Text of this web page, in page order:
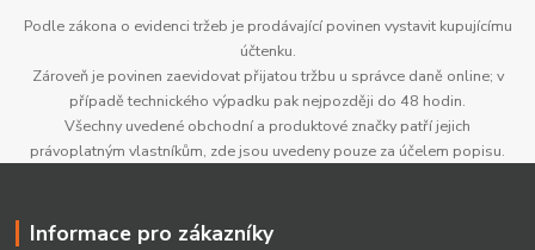
Podle zákona o evidenci tržeb je prodávající povinen vystavit kupujícímu
účtenku.
Zároveň je povinen zaevidovat přijatou tržbu u správce daně online; v
případě technického výpadku pak nejpozději do 48 hodin.
Všechny uvedené obchodní a produktové značky patří jejich
právoplatným vlastníkům, zde jsou uvedeny pouze za účelem popisu.
Informace pro zákazníky